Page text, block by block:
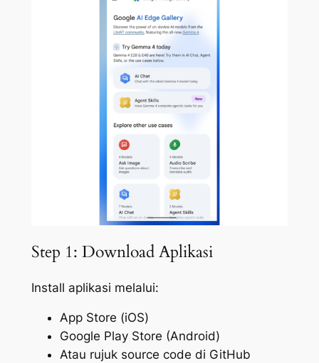
Step 1: Download Aplikasi
Install aplikasi melalui:
App Store (iOS)
Google Play Store (Android)
Atau rujuk source code di GitHub